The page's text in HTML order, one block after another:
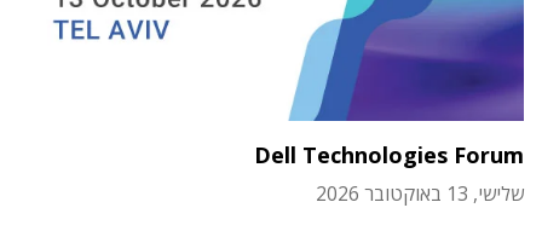
Dell Technologies Forum
שלישי, 13 באוקטובר 2026